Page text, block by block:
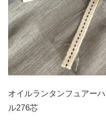
オイルランタンフュアー
ル276芯